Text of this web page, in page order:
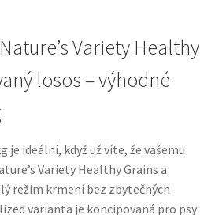
Variety Healthy
losos – výhodné
je ideální, když už víte, že vašemu
Variety Healthy Grains a
režim krmení bez zbytečných
varianta je koncipovaná pro psy